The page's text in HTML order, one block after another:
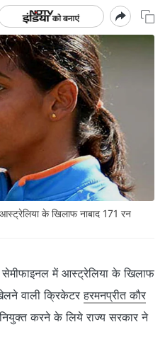
के खिलाफ नाबाद 171 रन
सेमीफाइनल में आस्ट्रेलिया के खिलाफ
खेलने वाली क्रिकेटरहरमनप्रीत कौर
करने के लिये राज्य सरकार ने